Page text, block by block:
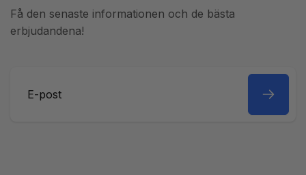
Få den senaste informationen och de bästa
erbjudandena!